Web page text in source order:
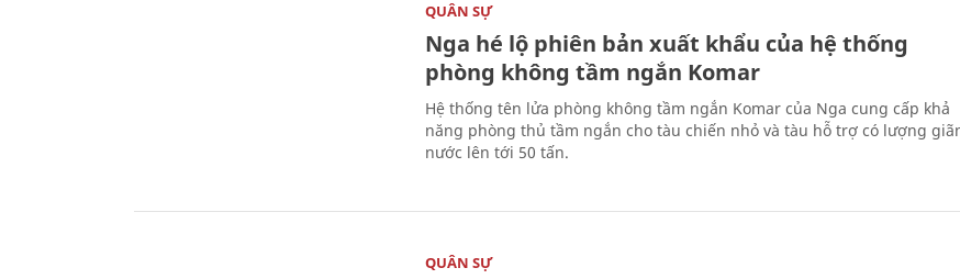
QUÂN SỰ
Nga hé lộ phiên bản xuất khẩu của hệ thống
phòng không tầm ngắn Komar
Hệ thống tên lửa phòng không tầm ngắn Komar của Nga cung cấp khả
năng phòng thủ tầm ngắn cho tàu chiến nhỏ và tàu hỗ trợ có lượng
nước lên tới 50 tấn.
QUÂN SỰ